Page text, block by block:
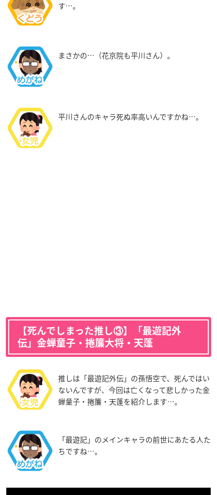
す…。
まさかの…（花京院も平川さん）。
平川さんのキャラ死ぬ率高いんですかね…。
【死んでしまった推し③】「最遊記外
伝」金蝉童子・捲簾大将・天蓬
推しは「最遊記外伝」の孫悟空で、死んではい
ないんですが、今回は亡くなって悲しかった金
蝉童子・捲簾・天蓬を紹介します…。
「最遊記」のメインキャラの前世にあたる人た
ちですね…。